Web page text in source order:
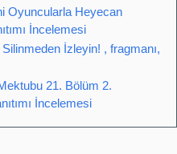
Oyuncularla Heyecan
İncelemesi
İzleyin! , fragmanı,
21. Bölüm 2.
İncelemesi